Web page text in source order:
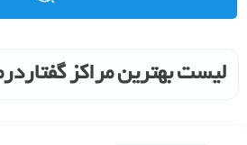
لیست بهترین مراکز